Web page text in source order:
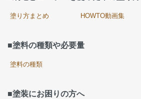
塗り方まとめ HOWTO動画集
■塗料の種類や必要量
塗料の種類
■塗装にお困りの方へ